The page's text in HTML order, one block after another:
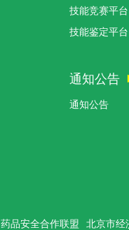
技能竞赛平台
技能鉴定平台
通知公告
通知公告
药品安全合作联盟 北京市经